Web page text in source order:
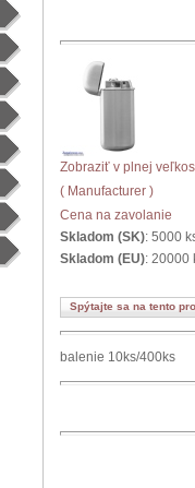
Zobraziť v plnej
( Manufacturer )
Cena na zavolanie
Skladom (SK): 5000
Skladom (EU): 20000
Spýtajte sa na tento
balenie 10ks/400ks